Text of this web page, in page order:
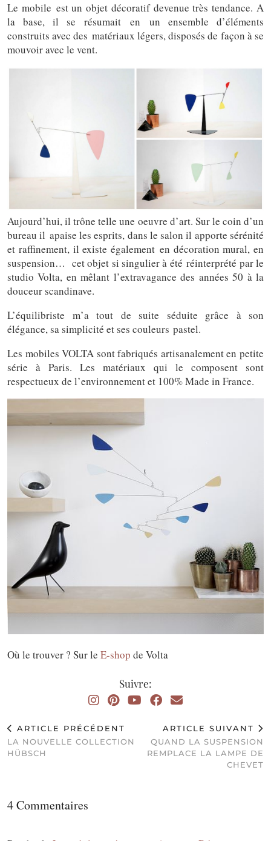
Le mobile est un objet décoratif devenue très tendance. A
la base, il se résumait en un ensemble d’éléments
construits avec des matériaux légers, disposés de façon à se
mouvoir avec le vent.
Aujourd’hui, il trône telle une oeuvre d’art. Sur le coin d’un
bureau il apaise les esprits, dans le salon il apporte sérénité
et raffinement, il existe également en décoration mural, en
suspension… cet objet si singulier à été réinterprété par le
studio Volta, en mêlant l’extravagance des années 50 à la
douceur scandinave.
L’équilibriste m’a tout de suite séduite grâce à son
élégance, sa simplicité et ses couleurs pastel.
Les mobiles VOLTA sont fabriqués artisanalement en petite
série à Paris. Les matériaux qui le composent sont
respectueux de l’environnement et 100% Made in France.
Où le trouver ? Sur le E-shop de Volta
Suivre:
ARTICLE PRÉCÉDENT
LA NOUVELLE COLLECTION
HÜBSCH
ARTICLE SUIVANT
QUAND LA SUSPENSION
REMPLACE LA LAMPE DE
CHEVET
4 Commentaires